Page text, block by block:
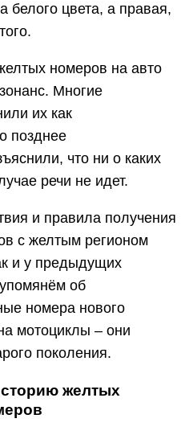
белого цвета, а правая,
номеров на авто
Многие
их как
позднее
что ни о каких
речи не идет.
и правила получения
с желтым регионом
и у предыдущих
об
номера нового
мотоциклы – они
поколения.
желтых